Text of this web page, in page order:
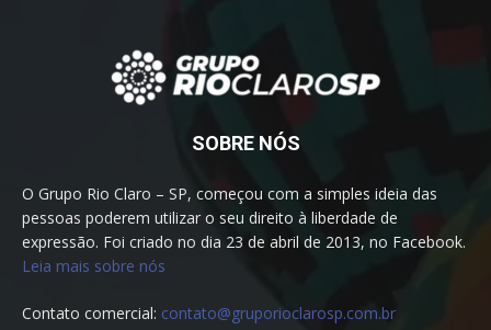
SOBRE NÓS
O Grupo Rio Claro – SP, começou com a simples ideia das
pessoas poderem utilizar o seu direito à liberdade de
expressão. Foi criado no dia 23 de abril de 2013, no Facebook.
Leia mais sobre nós
Contato comercial: contato@gruporioclarosp.com.br